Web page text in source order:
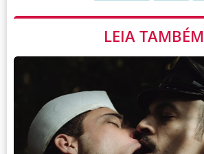
LEIA TAMBÉM